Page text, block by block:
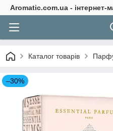
Aromatic.com.ua - інтернет-
Каталог товарів
–30%